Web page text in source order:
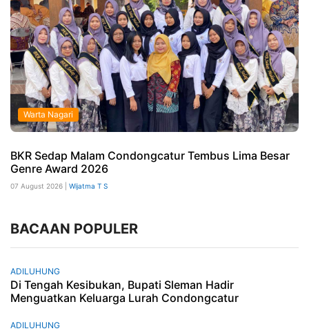
Warta Nagari
BKR Sedap Malam Condongcatur Tembus Lima Besar
Genre Award 2026
07 August 2026 | Wijatma T S
BACAAN POPULER
ADILUHUNG
Di Tengah Kesibukan, Bupati Sleman Hadir
Menguatkan Keluarga Lurah Condongcatur
ADILUHUNG